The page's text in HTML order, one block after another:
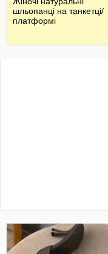
шльопанці на танкетці/
платформі